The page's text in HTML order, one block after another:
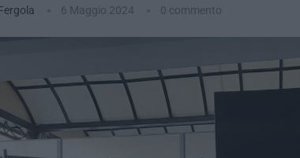
6 Maggio 2024 0 commento